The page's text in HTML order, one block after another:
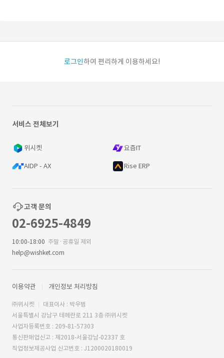
로그인하여 편리하게 이용하세요!
서비스 전체보기
위시켓 요즘IT
AIDP - AX Rise ERP
고객 문의
02-6925-4849
10:00-18:00 주말·공휴일 제외
help@wishket.com
이용약관 개인정보 처리방침
㈜위시켓
대표이사 : 박우범
서울특별시 강남구 테헤란로 211 3층 ㈜위시켓
사업자등록번호 : 209-81-57303
통신판매업신고 : 제2018-서울강남-02337 호
직업정보제공사업 신고번호 : J1200020180019